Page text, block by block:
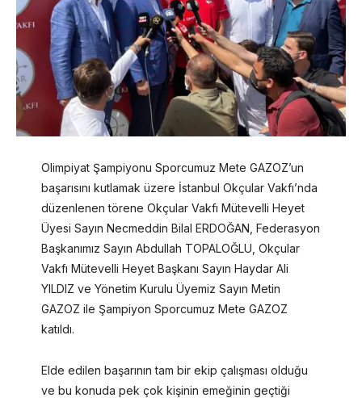
Olimpiyat Şampiyonu Sporcumuz Mete GAZOZ’un
başarısını kutlamak üzere İstanbul Okçular Vakfı’nda
düzenlenen törene Okçular Vakfı Mütevelli Heyet
Üyesi Sayın Necmeddin Bilal ERDOĞAN, Federasyon
Başkanımız Sayın Abdullah TOPALOĞLU, Okçular
Vakfı Mütevelli Heyet Başkanı Sayın Haydar Ali
YILDIZ ve Yönetim Kurulu Üyemiz Sayın Metin
GAZOZ ile Şampiyon Sporcumuz Mete GAZOZ
katıldı.
Elde edilen başarının tam bir ekip çalışması olduğu
ve bu konuda pek çok kişinin emeğinin geçtiği